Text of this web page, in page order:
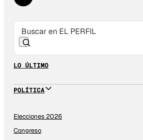
LO ÚLTIMO
POLÍTICA
Elecciones 2026
Congreso